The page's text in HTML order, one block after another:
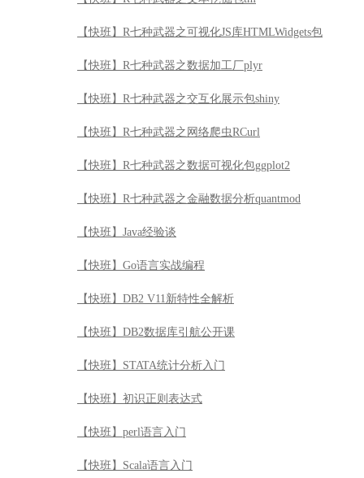
【快班】R七种武器之可视化JS库HTMLWidgets包
【快班】R七种武器之数据加工厂plyr
【快班】R七种武器之交互化展示包shiny
【快班】R七种武器之网络爬虫RCurl
【快班】R七种武器之数据可视化包ggplot2
【快班】R七种武器之金融数据分析quantmod
【快班】Java经验谈
【快班】Go语言实战编程
【快班】DB2 V11新特性全解析
【快班】DB2数据库引航公开课
【快班】STATA统计分析入门
【快班】初识正则表达式
【快班】perl语言入门
【快班】Scala语言入门